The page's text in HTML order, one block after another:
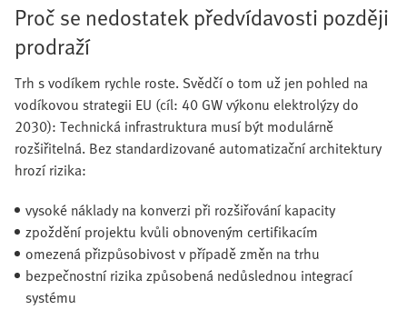
Proč se nedostatek předvídavosti později
prodraží
Trh s vodíkem rychle roste. Svědčí o tom už jen pohled na
vodíkovou strategii EU (cíl: 40 GW výkonu elektrolýzy do
2030): Technická infrastruktura musí být modulárně
rozšiřitelná. Bez standardizované automatizační architektury
hrozí rizika:
vysoké náklady na konverzi při rozšiřování kapacity
zpoždění projektu kvůli obnoveným certifikacím
omezená přizpůsobivost v případě změn na trhu
bezpečnostní rizika způsobená nedůslednou integrací
systému